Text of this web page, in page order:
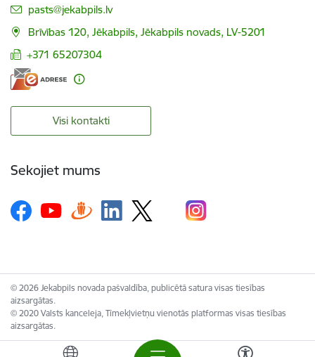
E-pasts:
pasts@jekabpils.lv
Brīvības 120, Jēkabpils, Jēkabpils novads, LV-5201
+371 65207304
Visi kontakti
Sekojiet mums
© 2026 Jekabpils novada pašvaldība, publicētā satura visas tiesības
aizsargātas.
© 2020 Valsts kanceleja, Tīmekļvietņu vienotās platformas visas tiesības
aizsargātas.